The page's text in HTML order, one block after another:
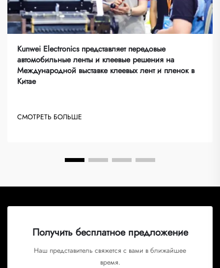
Kunwei Electronics представляет передовые
автомобильные ленты и клеевые решения на
Международной выставке клеевых лент и пленок в
Китае
СМОТРЕТЬ БОЛЬШЕ
Получить бесплатное предложение
Наш представитель свяжется с вами в ближайшее
время.